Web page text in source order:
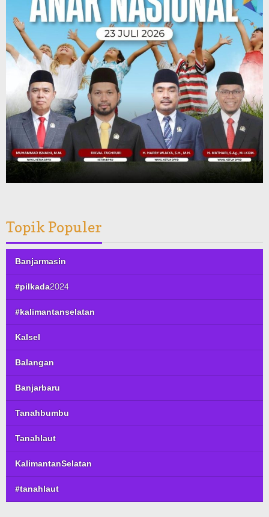
Topik Populer
Banjarmasin
#pilkada2024
#kalimantanselatan
Kalsel
Balangan
Banjarbaru
Tanahbumbu
Tanahlaut
KalimantanSelatan
#tanahlaut